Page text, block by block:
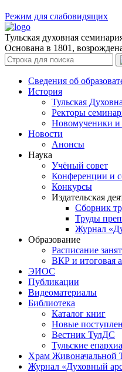
Режим для слабовидящих
Тульская духовная
Основана в 1801,
Сведения об
История
Тульская
Ректоры
Новомученики и
Новости
Анонсы
Наука
Учёный совет
Конференции и
Конкурсы
Издательская
Сборник
Труды
Журнал
Образование
Расписание
ВКР и итоговая
ЭИОС
Публикации
Видеоматериалы
Библиотека
Каталог книг
Новые
Вестник ТулДС
Тульские
Храм Живоначальной
Журнал «Духовный